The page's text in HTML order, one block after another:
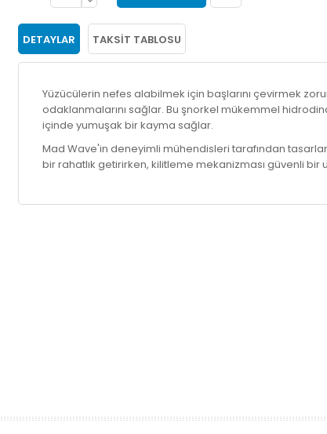
DETAYLAR TAKSIT TABLOSU
Yüzücülerin nefes alabilmek için başlarını çevirmek
odaklanmalarını sağlar. Bu şnorkel mükemmel
içinde yumuşak bir kayma sağlar.
Mad Wave'in deneyimli mühendisleri tarafından
bir rahatlık getirirken, kilitleme mekanizması güvenli bir